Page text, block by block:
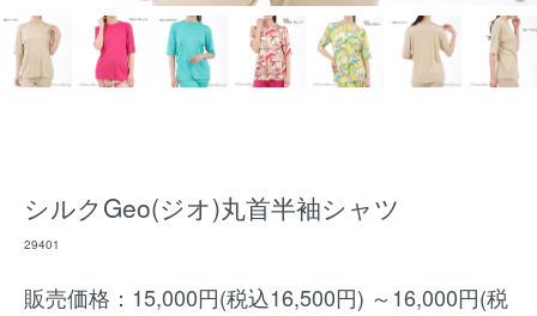
シルクGeo(ジオ)丸首半袖シャツ
29401
販売価格：15,000円(税込16,500円) ～16,000円(税